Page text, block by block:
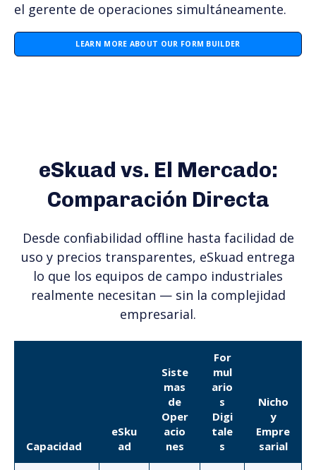
el gerente de operaciones simultáneamente.
LEARN MORE ABOUT OUR FORM BUILDER
eSkuad vs. El Mercado:
Comparación Directa
Desde confiabilidad offline hasta facilidad de
uso y precios transparentes, eSkuad entrega
lo que los equipos de campo industriales
realmente necesitan — sin la complejidad
empresarial.
Capacidad
eSku
ad
Siste
mas
de
Oper
acio
nes
For
mul
ario
s
Digi
tale
s
Nicho
y
Empre
sarial